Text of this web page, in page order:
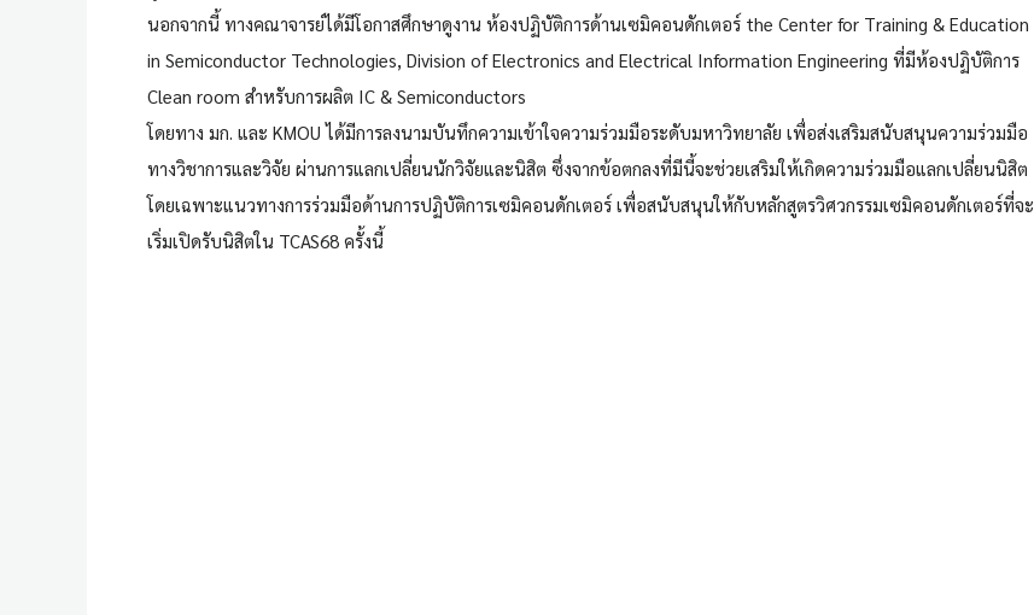
นอกจากนี้ ทางคณาจารย์ได้มีโอกาสศึกษาดูงาน ห้องปฏิบัติการด้านเซมิคอนดักเตอร์ the Center for Training & Education
in Semiconductor Technologies, Division of Electronics and Electrical Information Engineering ที่มีห้องปฏิบัติการ
Clean room สำหรับการผลิต IC & Semiconductors
โดยทาง มก. และ KMOU ได้มีการลงนามบันทึกความเข้าใจความร่วมมือระดับมหาวิทยาลัย เพื่อส่งเสริมสนับสนุนความร่วมมือ
ทางวิชาการและวิจัย ผ่านการแลกเปลี่ยนนักวิจัยและนิสิต ซึ่งจากข้อตกลงที่มีนี้จะช่วยเสริมให้เกิดความร่วมมือแลกเปลี่ยนนิสิต
โดยเฉพาะแนวทางการร่วมมือด้านการปฏิบัติการเซมิคอนดักเตอร์ เพื่อสนับสนุนให้กับหลักสูตรวิศวกรรมเซมิคอนดักเตอร์ที่จะ
เริ่มเปิดรับนิสิตใน TCAS68 ครั้งนี้